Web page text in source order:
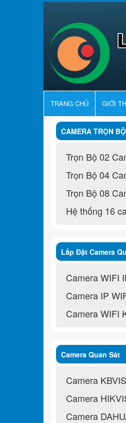
TRANG CHỦ GIỚI
CAMERA TRỌN BỘ
Trọn Bộ 02
Trọn Bộ 04
Trọn Bộ 08
Hệ thống 16
Lắp Đặt Camera
Không Dây
Camera WIFI
Camera IP
Camera WIFI
Camera Quan Sát
Camera
Camera
Camera